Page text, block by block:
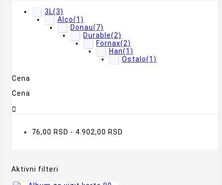
3L(3)
Alco(1)
Donau(7)
Durable(2)
Fornax(2)
Han(1)
Ostalo(1)
Cena
Cena

76,00 RSD - 4.902,00 RSD
Aktivni filteri